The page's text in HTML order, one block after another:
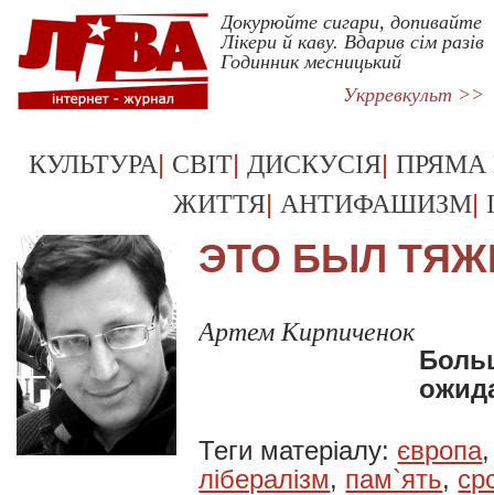
Докурюйте сигари, допивайте
Лікери й каву. Вдарив сім разів
Годинник месницький
Укрревкульт >>
КУЛЬТУРА| СВІТ| ДИСКУСІЯ| ПРЯМА
ЖИТТЯ| АНТИФАШИЗМ|
ЭТО БЫЛ
Артем Кирпиченок
Теги матеріалу: європа
лібералізм, пам`ять,